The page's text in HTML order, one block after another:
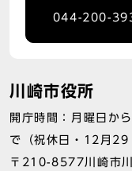
044-200-
川崎市役所
開庁時間：月曜日か
で（祝休日・12月29
〒210-8577川崎市